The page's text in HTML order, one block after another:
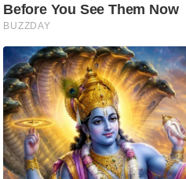
र
स
मी
क्षा
ध
र्म
ज्यो
ति